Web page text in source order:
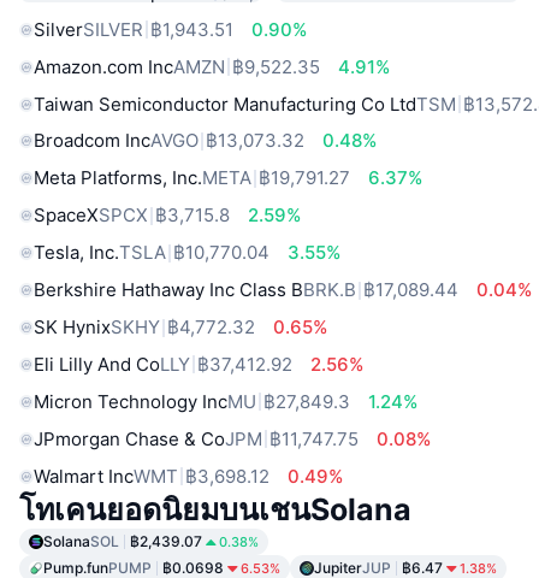
SilverSILVER ฿1,943.51
0.90%
Amazon.com IncAMZN ฿9,522.35
4.91%
Taiwan Semiconductor Manufacturing Co LtdTSM ฿
Broadcom IncAVGO ฿13,073.32
0.48%
Meta Platforms, Inc.META ฿19,791.27
6.37%
SpaceXSPCX ฿3,715.8
2.59%
Tesla, Inc.TSLA ฿10,770.04
3.55%
Berkshire Hathaway Inc Class BBRK.B ฿17,089.44
0.04%
SK HynixSKHY ฿4,772.32
0.65%
Eli Lilly And CoLLY ฿37,412.92
2.56%
Micron Technology IncMU ฿27,849.3
1.24%
JPmorgan Chase & CoJPM ฿11,747.75
0.08%
Walmart IncWMT ฿3,698.12 0.49%
โทเคนยอดนิยมบนเชนSolana
SolanaSOL ฿2,439.07 0.38%
Pump.funPUMP ฿0.0698 6.53% JupiterJUP ฿6.47 1.38%